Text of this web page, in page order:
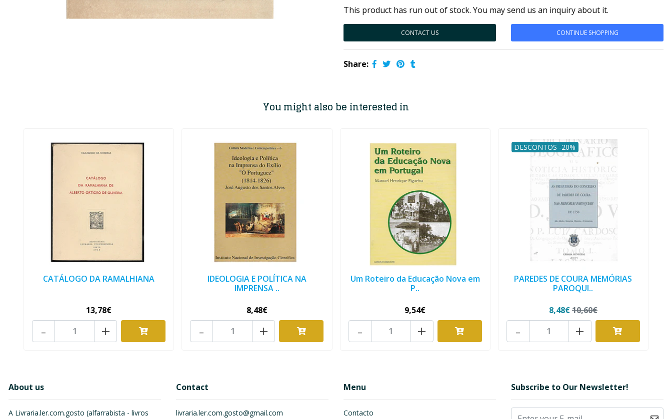
This product has run out of stock. You may send us an inquiry about it.
CONTACT US CONTINUE SHOPPING
Share:
You might also be interested in
CATÁLOGO DA RAMALHIANA
13,78€
+
-
IDEOLOGIA E POLÍTICA NA
IMPRENSA ..
8,48€
+
-
Um Roteiro da Educação Nova em
P..
9,54€
+
-
DESCONTOS -20%
PAREDES DE COURA MEMÓRIAS
PAROQUI..
8,48€10,60€
+
-
About us
A Livraria.ler.com.gosto (alfarrabista - livros
Contact
livraria.ler.com.gosto@gmail.com
Menu
Contacto
Subscribe to Our Newsletter!